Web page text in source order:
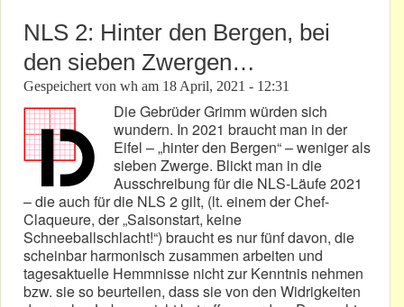
NLS 2: Hinter den Bergen, bei
den sieben Zwergen…
Gespeichert von wh am 18 April, 2021 - 12:31
Die Gebrüder Grimm würden sich
wundern. In 2021 braucht man in der
Eifel – „hinter den Bergen“ – weniger als
sieben Zwerge. Blickt man in die
Ausschreibung für die NLS-Läufe 2021
– die auch für die NLS 2 gilt, (lt. einem der Chef-
Claqueure, der „Saisonstart, keine
Schneeballschlacht!“) braucht es nur fünf davon, die
scheinbar harmonisch zusammen arbeiten und
tagesaktuelle Hemmnisse nicht zur Kenntnis nehmen
bzw. sie so beurteilen, dass sie von den Widrigkeiten